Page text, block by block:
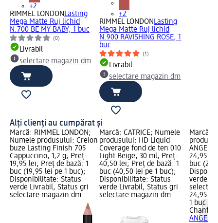
+2
RIMMEL LONDON Lasting
Mega Matte Ruj lichid
N.700 BE MY BABY, 1 buc
(0)
Livrabil
selectare magazin dm
+2
RIMMEL LONDON Lasting
Mega Matte Ruj lichid
N.900 RAVISHING ROSE, 1
buc
(1)
Livrabil
selectare magazin dm
Alți clienți au cumpărat și
Marcă: RIMMEL LONDON;
Numele produsului: Creion
buze Lasting Finish 705
Cappuccino, 1,2 g; Preț:
19,95 lei; Preț de bază: 1
buc (19,95 lei pe 1 buc);
Disponibilitate: Status
verde Livrabil, Status gri
selectare magazin dm
Marcă: CATRICE; Numele
produsului: HD Liquid
Coverage fond de ten 010
Light Beige, 30 ml; Preț:
40,50 lei; Preț de bază: 1
buc (40,50 lei pe 1 buc);
Disponibilitate: Status
verde Livrabil, Status gri
selectare magazin dm
Marcă:
ANGEL,
24,95
buc
verde
24,95 lei
1 buc
Chanfie
ANGEL,